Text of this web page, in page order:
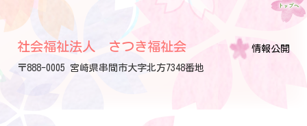
社会福祉法人 さつき福祉会
〒888-0005 宮崎県串間市大字北方7348番地
情報公開